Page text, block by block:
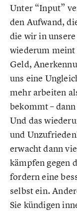
Unter “Input”
den Aufwand,
die wir in
wiederum meint
Geld,
uns eine
mehr arbeiten
bekommt –
Und das
und
erwacht dann
kämpfen gegen
fordern eine
selbst ein.
Sie kündigen